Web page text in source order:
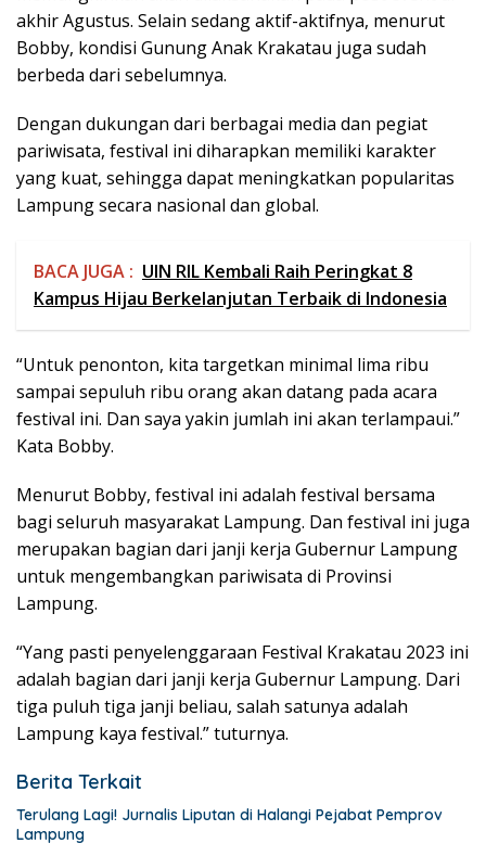
akhir Agustus. Selain sedang aktif-aktifnya, menurut
Bobby, kondisi Gunung Anak Krakatau juga sudah
berbeda dari sebelumnya.
Dengan dukungan dari berbagai media dan pegiat
pariwisata, festival ini diharapkan memiliki karakter
yang kuat, sehingga dapat meningkatkan popularitas
Lampung secara nasional dan global.
BACA JUGA : UIN RIL Kembali Raih Peringkat 8
Kampus Hijau Berkelanjutan Terbaik di Indonesia
“Untuk penonton, kita targetkan minimal lima ribu
sampai sepuluh ribu orang akan datang pada acara
festival ini. Dan saya yakin jumlah ini akan terlampaui.”
Kata Bobby.
Menurut Bobby, festival ini adalah festival bersama
bagi seluruh masyarakat Lampung. Dan festival ini juga
merupakan bagian dari janji kerja Gubernur Lampung
untuk mengembangkan pariwisata di Provinsi
Lampung.
“Yang pasti penyelenggaraan Festival Krakatau 2023 ini
adalah bagian dari janji kerja Gubernur Lampung. Dari
tiga puluh tiga janji beliau, salah satunya adalah
Lampung kaya festival.” tuturnya.
Berita Terkait
Terulang Lagi! Jurnalis Liputan di Halangi Pejabat Pemprov
Lampung